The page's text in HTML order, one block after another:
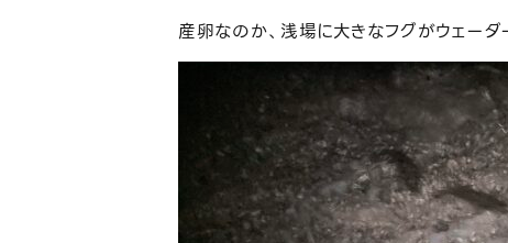
産卵なのか、浅場に大きなフグがウェーダ